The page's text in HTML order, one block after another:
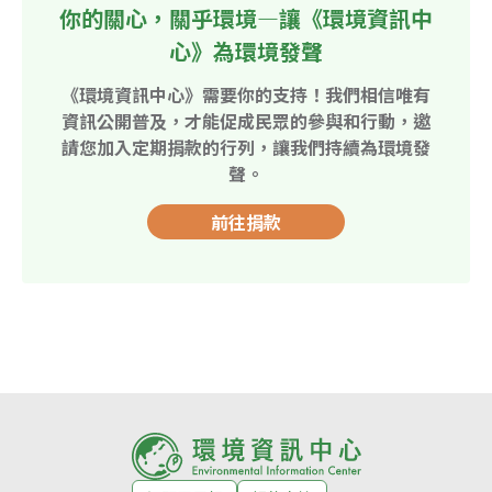
你的關心，關乎環境—讓《環境資訊中
心》為環境發聲
《環境資訊中心》需要你的支持！我們相信唯有
資訊公開普及，才能促成民眾的參與和行動，邀
請您加入定期捐款的行列，讓我們持續為環境發
聲。
前往捐款